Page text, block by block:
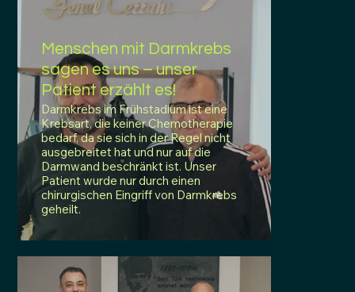
Menschen mit Darmkrebs
sagen es uns – unser
Patient erzählt es!
Darmkrebs im Frühstadium ist eine
Krebsart, die keiner Chemotherapie
bedarf, da sie sich in der Regel nicht
ausgebreitet hat und nur auf die
Darmwand beschränkt ist. Unser
Patient wurde nur durch einen
chirurgischen Eingriff von Darmkrebs
geheilt.